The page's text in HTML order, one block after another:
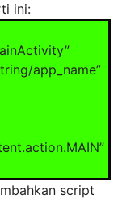
ini:
app_name”
script